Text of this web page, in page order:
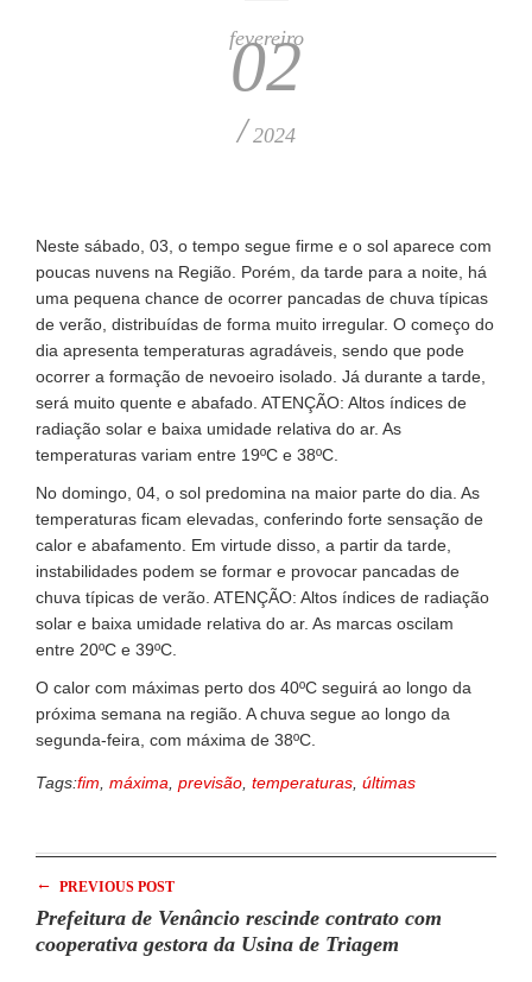
fevereiro
02
/ 2024
Neste sábado, 03, o tempo segue firme e o sol aparece com
poucas nuvens na Região. Porém, da tarde para a noite, há
uma pequena chance de ocorrer pancadas de chuva típicas
de verão, distribuídas de forma muito irregular. O começo do
dia apresenta temperaturas agradáveis, sendo que pode
ocorrer a formação de nevoeiro isolado. Já durante a tarde,
será muito quente e abafado. ATENÇÃO: Altos índices de
radiação solar e baixa umidade relativa do ar. As
temperaturas variam entre 19ºC e 38ºC.
No domingo, 04, o sol predomina na maior parte do dia. As
temperaturas ficam elevadas, conferindo forte sensação de
calor e abafamento. Em virtude disso, a partir da tarde,
instabilidades podem se formar e provocar pancadas de
chuva típicas de verão. ATENÇÃO: Altos índices de radiação
solar e baixa umidade relativa do ar. As marcas oscilam
entre 20ºC e 39ºC.
O calor com máximas perto dos 40ºC seguirá ao longo da
próxima semana na região. A chuva segue ao longo da
segunda-feira, com máxima de 38ºC.
Tags:fim máxima previsão temperaturas últimas
← PREVIOUS POST
Prefeitura de Venâncio rescinde contrato com
cooperativa gestora da Usina de Triagem